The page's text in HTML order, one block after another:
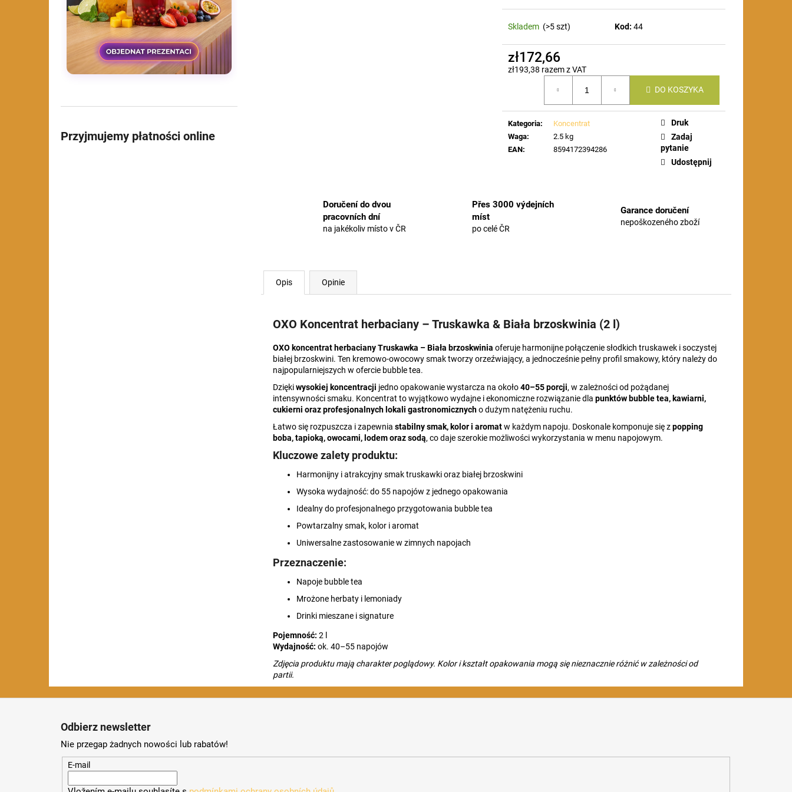
Przyjmujemy płatności online
Skladem (>5 szt) Kod: 44
zł172,66
zł193,38 razem z VAT
DO KOSZYKA
Kategoria:
Koncentrat
Waga:
2.5 kg
EAN: 8594172394286
Druk
Zadaj
pytanie
Udostępnij
Doručení do dvou
pracovních dní
na jakékoliv místo v ČR
Přes 3000 výdejních
míst
po celé ČR
Garance doručení
nepoškozeného zboží
Opis Opinie
OXO Koncentrat herbaciany – Truskawka & Biała brzoskwinia (2 l)
OXO koncentrat herbaciany Truskawka – Biała brzoskwinia oferuje harmonijne połączenie słodkich truskawek i soczystej
białej brzoskwini. Ten kremowo-owocowy smak tworzy orzeźwiający, a jednocześnie pełny profil smakowy, który należy do
najpopularniejszych w ofercie bubble tea.
Dziękiwysokiej koncentracji jedno opakowanie wystarcza na około40–55 porcji, w zależności od pożądanej
intensywności smaku. Koncentrat to wyjątkowo wydajne i ekonomiczne rozwiązanie dla punktów bubble tea, kawiarni,
cukierni oraz profesjonalnych lokali gastronomicznycho dużym natężeniu ruchu.
Łatwo się rozpuszcza i zapewnia stabilny smak, kolor i aromatw każdym napoju. Doskonale komponuje się zpopping
boba, tapioką, owocami, lodem oraz sodą, co daje szerokie możliwości wykorzystania w menu napojowym.
Kluczowe zalety produktu:
Harmonijny i atrakcyjny smak truskawki oraz białej brzoskwini
Wysoka wydajność: do 55 napojów z jednego opakowania
Idealny do profesjonalnego przygotowania bubble tea
Powtarzalny smak, kolor i aromat
Uniwersalne zastosowanie w zimnych napojach
Przeznaczenie:
Napoje bubble tea
Mrożone herbaty i lemoniady
Drinki mieszane i signature
Pojemność: 2 l
Wydajność: ok. 40–55 napojów
Zdjęcia produktu mają charakter poglądowy. Kolor i kształt opakowania mogą się nieznacznie różnić w zależności od
partii.
Odbierz newsletter
Nie przegap żadnych nowości lub rabatów!
E-mail